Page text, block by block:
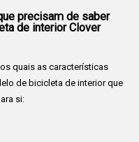
precisam de saber
de interior Clover
quais as características
de bicicleta de interior que
si: